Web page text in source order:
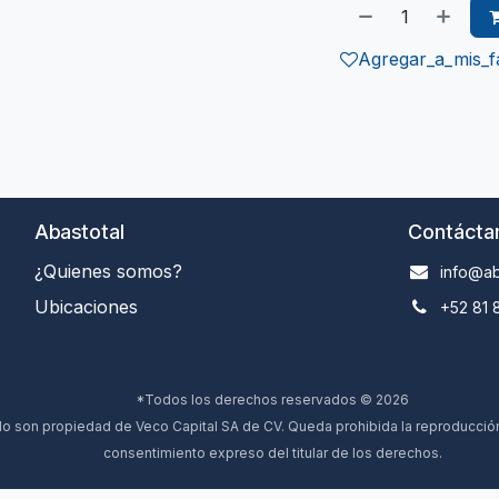
*Todos los derechos reservados © 2026
son propiedad de Veco Capital SA de CV. Queda prohibida la
consentimiento expreso del titular de los derechos.
Abastotal
¿Quienes somos?
Ubicaciones
+52 81